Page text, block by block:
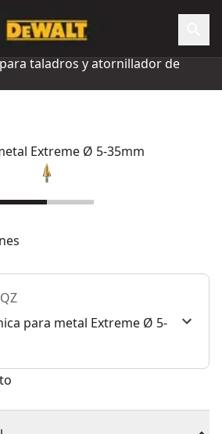
taladros y atornillador de
Extreme Ø 5-35mm
para metal Extreme Ø 5-